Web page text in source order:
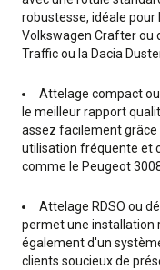
robustesse, idéale pour
Volkswagen Crafter ou
Traffic ou la Dacia
Attelage compact
le meilleur rapport
assez facilement grâce
utilisation fréquente et
comme le Peugeot
Attelage RDSO ou
permet une installation
également d'un
clients soucieux de